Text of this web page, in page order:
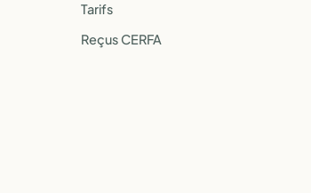
Tarifs
Reçus CERFA